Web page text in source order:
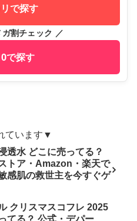
で探す
割チェック ／
で探す
ています▼
透水 どこに売ってる？
トア・Amazon・楽天で
感肌の救世主を今すぐゲ
クリスマスコフレ 2025